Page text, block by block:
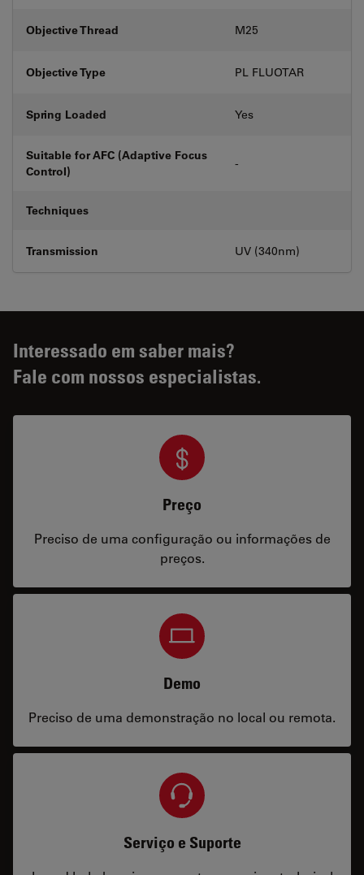
Objective Thread M25
Objective Type PL FLUOTAR
Spring Loaded Yes
Suitable for AFC (Adaptive Focus
Control)
-
Techniques
Transmission UV (340nm)
Interessado em saber mais?
Fale com nossos especialistas.
Preço
Preciso de uma configuração ou informações de
preços.
Demo
Preciso de uma demonstração no local ou remota.
Serviço e Suporte